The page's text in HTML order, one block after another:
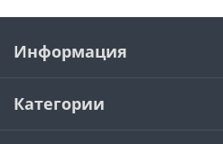
Информация
Категории